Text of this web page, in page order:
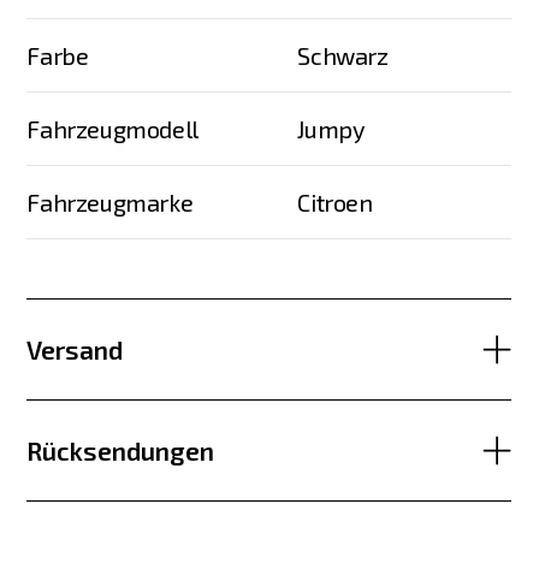
Farbe Schwarz
Fahrzeugmodell Jumpy
Fahrzeugmarke Citroen
Versand
Rücksendungen